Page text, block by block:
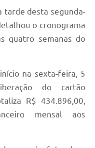
tarde desta segunda-
o cronograma
quatro semanas do
na sexta-feira, 5
do cartão
R$ 434.896,00,
mensal aos